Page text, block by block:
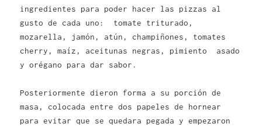
ingredientes para poder hacer las pizzas al
gusto de cada uno: tomate triturado,
mozarella, jamón, atún, champiñones, tomates
cherry, maíz, aceitunas negras, pimiento asado
y orégano para dar sabor.
Posteriormente dieron forma a su porción de
masa, colocada entre dos papeles de hornear
para evitar que se quedara pegada y empezaron